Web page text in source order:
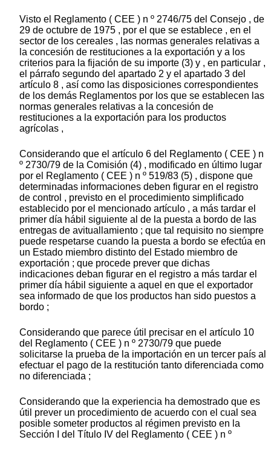
Visto el Reglamento ( CEE ) n º 2746/75 del Consejo , de
29 de octubre de 1975 , por el que se establece , en el
sector de los cereales , las normas generales relativas a
la concesión de restituciones a la exportación y a los
criterios para la fijación de su importe (3) y , en particular ,
el párrafo segundo del apartado 2 y el apartado 3 del
artículo 8 , así como las disposiciones correspondientes
de los demás Reglamentos por los que se establecen las
normas generales relativas a la concesión de
restituciones a la exportación para los productos
agrícolas ,
Considerando que el artículo 6 del Reglamento ( CEE ) n
º 2730/79 de la Comisión (4) , modificado en último lugar
por el Reglamento ( CEE ) n º 519/83 (5) , dispone que
determinadas informaciones deben figurar en el registro
de control , previsto en el procedimiento simplificado
establecido por el mencionado artículo , a más tardar el
primer día hábil siguiente al de la puesta a bordo de las
entregas de avituallamiento ; que tal requisito no siempre
puede respetarse cuando la puesta a bordo se efectúa en
un Estado miembro distinto del Estado miembro de
exportación ; que procede prever que dichas
indicaciones deban figurar en el registro a más tardar el
primer día hábil siguiente a aquel en que el exportador
sea informado de que los productos han sido puestos a
bordo ;
Considerando que parece útil precisar en el artículo 10
del Reglamento ( CEE ) n º 2730/79 que puede
solicitarse la prueba de la importación en un tercer país al
efectuar el pago de la restitución tanto diferenciada como
no diferenciada ;
Considerando que la experiencia ha demostrado que es
útil prever un procedimiento de acuerdo con el cual sea
posible someter productos al régimen previsto en la
Sección I del Título IV del Reglamento ( CEE ) n º